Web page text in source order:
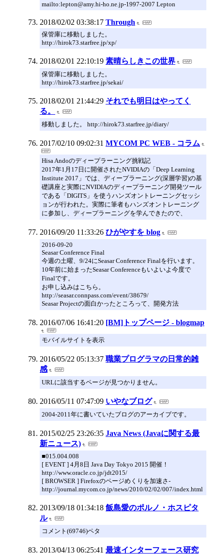
mailto:lepton@amy.hi-ho.ne.jp-1997-2007 Lepton
2018/02/02 03:38:17 Through
保管庫に移動しました。
http://hirok73.starfree.jp/xp/
2018/02/01 22:10:19 素晴らしきこの世界
保管庫に移動しました。
http://hirok73.starfree.jp/sekai/
2018/02/01 21:44:29 それでも明日はやってく
る。
移動しました。 http://hirok73.starfree.jp/diary/
2017/02/10 09:02:31 MYCOM PC WEB - コラム
Hisa Andoのディープラーニング挑戦記
2017年1月17日に開催されたNVIDIAの「Deep Learning
Institute 2017」では、ディープラーニング(深層学習)の基
礎講座と実際にNVIDIAのディープラーニング開発ツール
である「DIGITS」を使うハンズオントレーニングセッシ
ョンが行われた。実際に筆者もハンズオントレーニング
に参加し、ディープラーニングを学んできたので、
2016/09/20 11:33:26 ひがやすを blog
2016-09-20
Seasar Conference Final
今週の土曜、9/24にSeasar Conference Finalを行います。
10年前に始まったSeasar Conferenceもいよいよ今度で
Finalです。
お申し込みはこちら。
http://seasar.connpass.com/event/38679/
Seasar Projectの面白かったところって、開発方法
2016/07/06 16:41:20 [BM]トップページ - blogmap
モバイルサイトを表示
2016/05/22 05:13:37 職業プログラマの日常的雑
感
URLに該当するページが見つかりません。
2016/05/11 07:47:09 いやなブログ
2004-2011年に書いていたブログのアーカイブです。
2015/02/25 23:26:35 Java News (Javaに関する最
新ニュース)
■015.004.008
[ EVENT ] 4月8日 Java Day Tokyo 2015 開催！
http://www.oracle.co.jp/jdt2015/
[ BROWSER ] Firefoxのページめくりを加速さ-
http://journal.mycom.co.jp/news/2010/02/02/007/index.html
2013/09/18 01:34:18 飯島愛のポルノ・ホスピタ
ル
コメント(69746)ペタ
2013/04/13 06:25:41 最速インターフェース研究